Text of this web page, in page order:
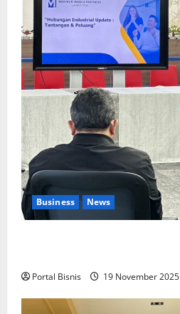
Business News
Portal Bisnis 19 November 2025